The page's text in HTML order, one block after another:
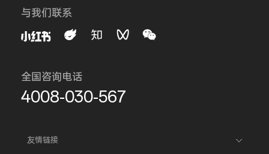
与我们联系
全国咨询电话
4008-030-567
友情链接